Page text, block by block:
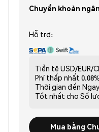
Chuyển khoản
Hỗ trợ:
Tiền tệ USD/EUR/
Phí thấp nhất 0.08%
Thời gian đến
Tốt nhất cho Số
Mua bằng